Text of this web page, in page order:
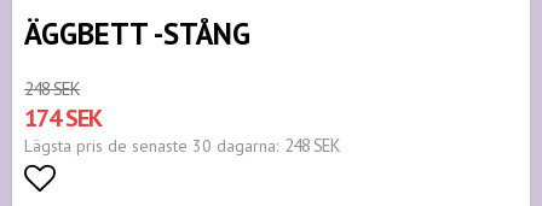
ÄGGBETT -STÅNG
248 SEK
174 SEK
Lägsta pris de senaste 30 dagarna 248 SEK